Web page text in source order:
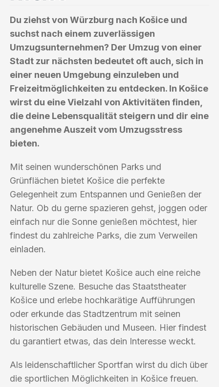
Du ziehst von Würzburg nach Košice und
suchst nach einem zuverlässigen
Umzugsunternehmen? Der Umzug von einer
Stadt zur nächsten bedeutet oft auch, sich in
einer neuen Umgebung einzuleben und
Freizeitmöglichkeiten zu entdecken. In Košice
wirst du eine Vielzahl von Aktivitäten finden,
die deine Lebensqualität steigern und dir eine
angenehme Auszeit vom Umzugsstress
bieten.
Mit seinen wunderschönen Parks und
Grünflächen bietet Košice die perfekte
Gelegenheit zum Entspannen und Genießen der
Natur. Ob du gerne spazieren gehst, joggen oder
einfach nur die Sonne genießen möchtest, hier
findest du zahlreiche Parks, die zum Verweilen
einladen.
Neben der Natur bietet Košice auch eine reiche
kulturelle Szene. Besuche das Staatstheater
Košice und erlebe hochkarätige Aufführungen
oder erkunde das Stadtzentrum mit seinen
historischen Gebäuden und Museen. Hier findest
du garantiert etwas, das dein Interesse weckt.
Als leidenschaftlicher Sportfan wirst du dich über
die sportlichen Möglichkeiten in Košice freuen.